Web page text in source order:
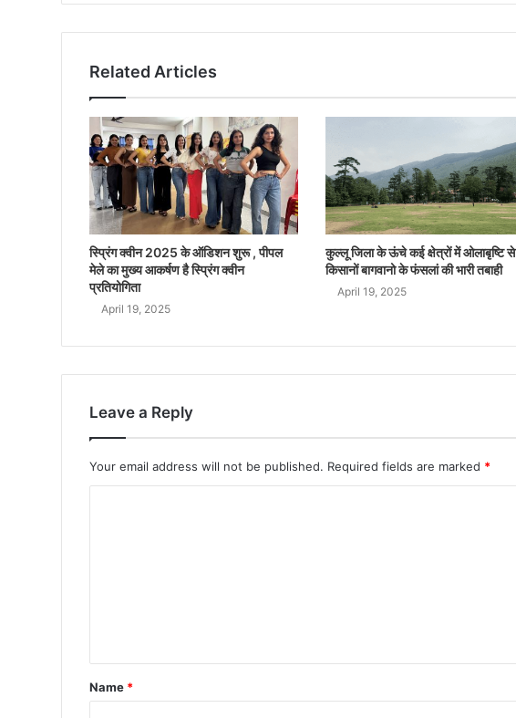
Related Articles
स्प्रिंग क्वीन 2025 के ऑडिशन शुरू , पीपल
मेले का मुख्य आकर्षण है स्प्रिंग क्वीन
प्रतियोगिता
April 19, 2025
कुल्लू जिला के ऊंचे कई क्षेत्रों में ओलाबृष्टि से
किसानों बागवानो के फंसलां की भारी तबाही
April 19, 2025
Leave a Reply
Your email address will not be published. Required fields are marked *
Name *